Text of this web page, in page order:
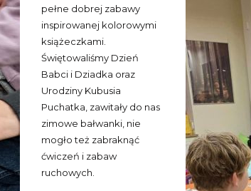
pełne dobrej zabawy
inspirowanej kolorowymi
książeczkami.
Świętowaliśmy Dzień
Babci i Dziadka oraz
Urodziny Kubusia
Puchatka, zawitały do nas
zimowe bałwanki, nie
mogło też zabraknąć
ćwiczeń i zabaw
ruchowych.